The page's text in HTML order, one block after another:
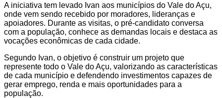
A iniciativa tem levado Ivan aos municípios do Vale do Açu,
onde vem sendo recebido por moradores, lideranças e
apoiadores. Durante as visitas, o pré-candidato conversa
com a população, conhece as demandas locais e destaca as
vocações econômicas de cada cidade.
Segundo Ivan, o objetivo é construir um projeto que
represente todo o Vale do Açu, valorizando as características
de cada município e defendendo investimentos capazes de
gerar emprego, renda e mais oportunidades para a
população.